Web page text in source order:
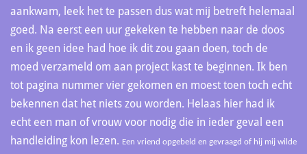
aankwam, leek het te passen dus wat mij betreft helemaal
goed. Na eerst een uur gekeken te hebben naar de doos
en ik geen idee had hoe ik dit zou gaan doen, toch de
moed verzameld om aan project kast te beginnen. Ik ben
tot pagina nummer vier gekomen en moest toen toch echt
bekennen dat het niets zou worden. Helaas hier had ik
echt een man of vrouw voor nodig die in ieder geval een
handleiding kon lezen. Een vriend opgebeld en gevraagd of hij mij wilde